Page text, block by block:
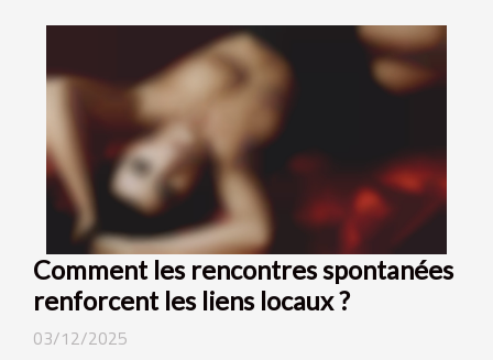
Comment les rencontres spontanées
renforcent les liens locaux ?
03/12/2025